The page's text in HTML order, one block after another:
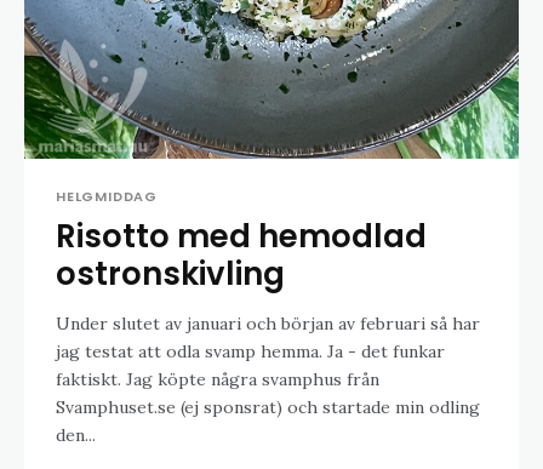
HELGMIDDAG
Risotto med hemodlad
ostronskivling
Under slutet av januari och början av februari så har
jag testat att odla svamp hemma. Ja - det funkar
faktiskt. Jag köpte några svamphus från
Svamphuset.se (ej sponsrat) och startade min odling
den...